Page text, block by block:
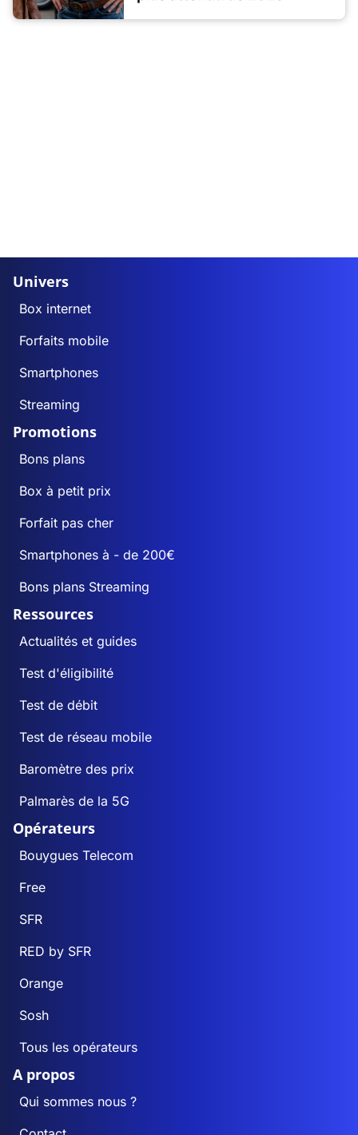
Univers
Box internet
Forfaits mobile
Smartphones
Streaming
Promotions
Bons plans
Box à petit prix
Forfait pas cher
Smartphones à - de 200€
Bons plans Streaming
Ressources
Actualités et guides
Test d'éligibilité
Test de débit
Test de réseau mobile
Baromètre des prix
Palmarès de la 5G
Opérateurs
Bouygues Telecom
Free
SFR
RED by SFR
Orange
Sosh
Tous les opérateurs
A propos
Qui sommes nous ?